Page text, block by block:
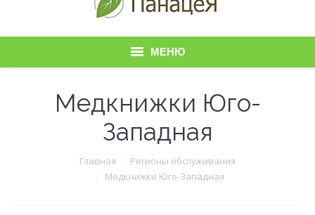
МЕНЮ
О медицинском центре
Больничные листы
Медкнижки Юго-
Западная
Главная
Регионы обслуживания
Медкнижки Юго-Западная